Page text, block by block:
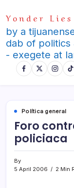
to
content
Yonder
by a
dab of politics
- exegete at
Polí­tica general
Foro
policiaca
By
5 April 2006
2 Min